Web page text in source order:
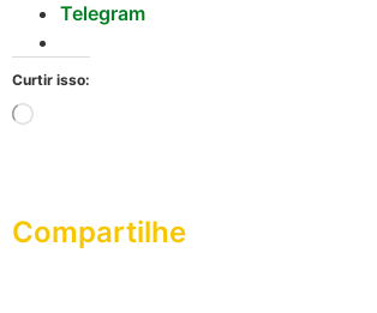
Telegram
Curtir isso:
Compartilhe